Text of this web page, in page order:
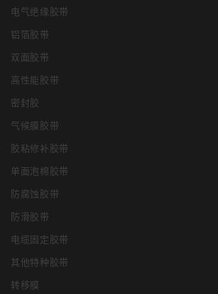
电气绝缘胶带
铝箔胶带
双面胶带
高性能胶带
密封胶
气候膜胶带
胶粘修补胶带
单面泡棉胶带
防腐蚀胶带
防滑胶带
电缆固定胶带
其他特种胶带
转移膜